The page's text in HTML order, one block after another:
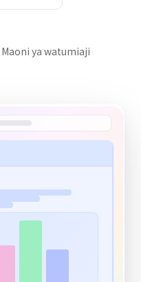
Maoni ya watumiaji